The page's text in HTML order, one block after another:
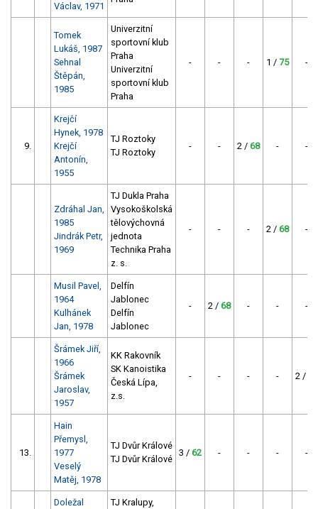
Václav, 1971
Tomek
Lukáš, 1987
Sehnal
Štěpán,
1985
Univerzitní
sportovní klub
Praha
Univerzitní
sportovní klub
Praha
- - - 1 / 75 -
9.
Krejčí
Hynek, 1978
Krejčí
Antonín,
1955
TJ Roztoky
TJ Roztoky
- - 2 / 68 - -
Zdráhal Jan,
1985
Jindrák Petr,
1969
TJ Dukla Praha
Vysokoškolská
tělovýchovná
jednota
Technika Praha
z. s.
- - - 2 / 68 -
Musil Pavel,
1964
Kulhánek
Jan, 1978
Delfín
Jablonec
Delfín
Jablonec
- 2 / 68 - - -
Šrámek Jiří,
1966
Šrámek
Jaroslav,
1957
KK Rakovník
SK Kanoistika
Česká Lípa,
z.s.
- - - - 2 /
13.
Hain
Přemysl,
1977
Veselý
Matěj, 1978
TJ Dvůr Králové
TJ Dvůr Králové
3 / 62 - - - -
Doležal
TJ Kralupy,